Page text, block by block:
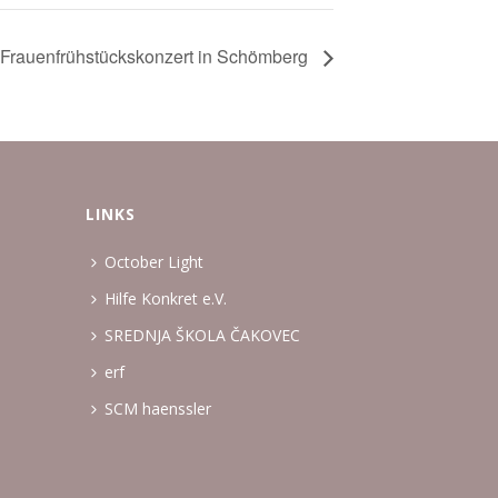
Frauenfrühstückskonzert in Schömberg
LINKS
October Light
Hilfe Konkret e.V.
SREDNJA ŠKOLA ČAKOVEC
erf
SCM haenssler